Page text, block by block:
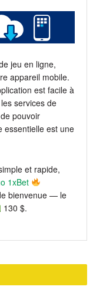
jeu en ligne,
appareil mobile.
est facile à
services de
pouvoir
essentielle est une
et rapide,
1xBet
bienvenue — le
130 $.